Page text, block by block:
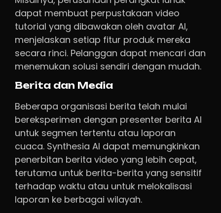
dapat membuat perpustakaan video
tutorial yang dibawakan oleh avatar AI,
menjelaskan setiap fitur produk mereka
secara rinci. Pelanggan dapat mencari dan
menemukan solusi sendiri dengan mudah.
Berita dan Media
Beberapa organisasi berita telah mulai
bereksperimen dengan presenter berita AI
untuk segmen tertentu atau laporan
cuaca. Synthesia AI dapat memungkinkan
penerbitan berita video yang lebih cepat,
terutama untuk berita-berita yang sensitif
terhadap waktu atau untuk melokalisasi
laporan ke berbagai wilayah.